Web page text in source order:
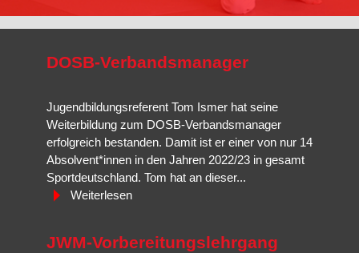
Selbstverteidigung,Brazilian Jiu-Jitsuist eine Abwandlung und
Jutsudie der Techniken des Stockkampfes.
Mehr erfahren…
DOSB-Verbandsmanager
Jugendbildungsreferent Tom Ismer hat seine
Weiterbildung zum DOSB-Verbandsmanager
erfolgreich bestanden. Damit ist er einer von nur 14
Absolvent*innen in den Jahren 2022/23 in gesamt
Sportdeutschland. Tom hat an dieser...
Weiterlesen
JWM-Vorbereitungslehrgang